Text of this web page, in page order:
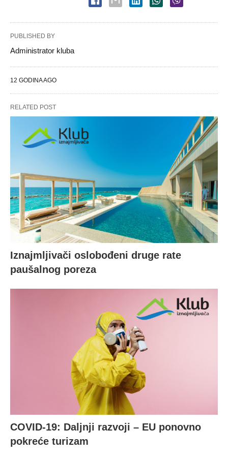
PUBLISHED BY
Administrator kluba
12 GODINA AGO
RELATED POST
Iznajmljivači oslobođeni druge rate
paušalnog poreza
COVID-19: Daljnji razvoji – EU ponovno
pokreće turizam